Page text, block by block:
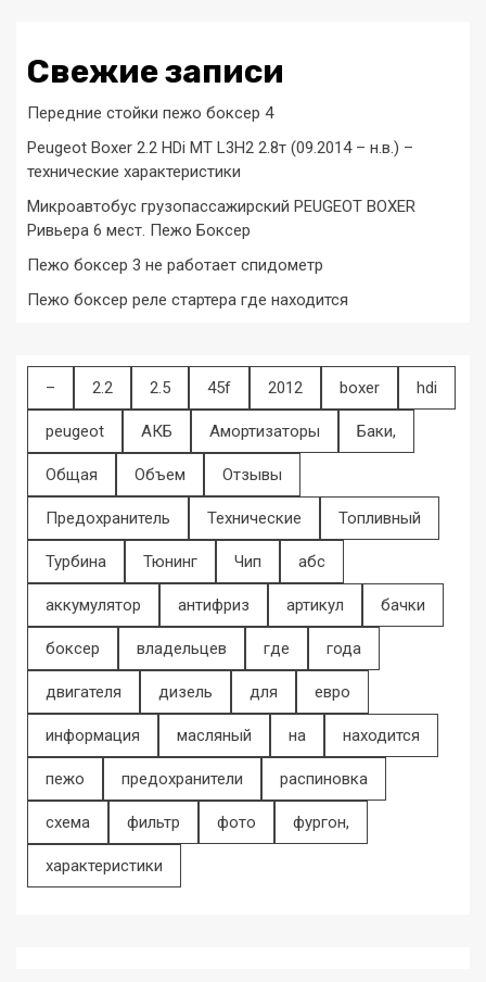
Свежие записи
Передние стойки пежо боксер 4
Peugeot Boxer 2.2 HDi MT L3H2 2.8т (09.2014 – н.в.) –
технические характеристики
Микроавтобус грузопассажирский PEUGEOT BOXER
Ривьера 6 мест. Пежо Боксер
Пежо боксер 3 не работает спидометр
Пежо боксер реле стартера где находится
– 2.2 2.5 45f 2012 boxer hdi
peugeot АКБ Амортизаторы Баки,
Общая Объем Отзывы
Предохранитель Технические Топливный
Турбина Тюнинг Чип абс
аккумулятор антифриз артикул бачки
боксер владельцев где года
двигателя дизель для евро
информация масляный на находится
пежо предохранители распиновка
схема фильтр фото фургон,
характеристики